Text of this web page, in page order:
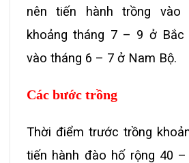
nên tiến hành trồng vào
khoảng tháng 7 – 9 ở Bắc
vào tháng 6 – 7 ở Nam Bộ.
Các bước trồng
Thời điểm trước trồng
tiến hành đào hố rộng 40